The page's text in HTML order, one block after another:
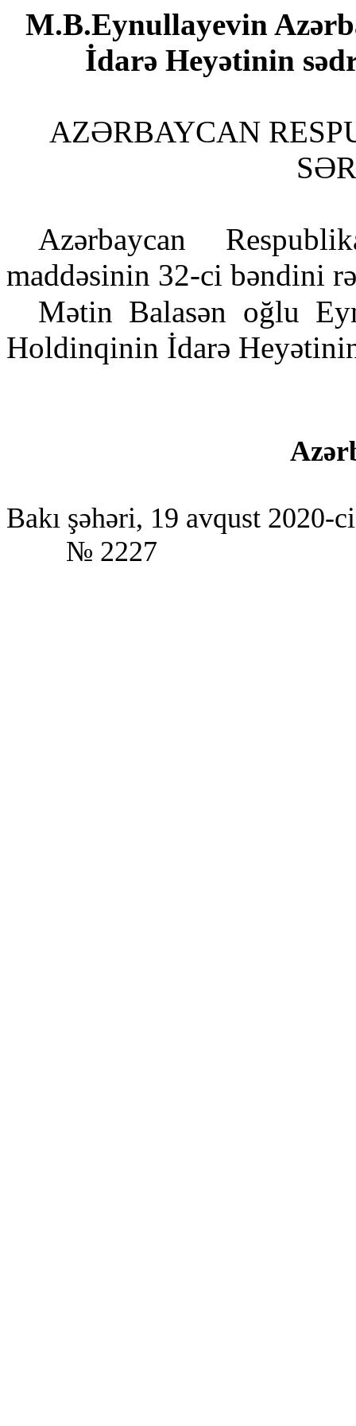
M.B.Eynullayevin
İdarə Heyətinin
AZƏRBAYCAN
Azərbaycan
maddəsinin 32-ci bəndini
Mətin Balasən oğlu
Holdinqinin İdarə
Bakı şəhəri, 19 avqust 2020-
№ 2227